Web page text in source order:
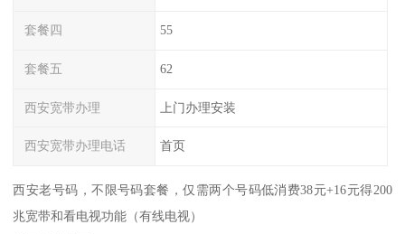
套餐四 55
套餐五 62
西安宽带办理 上门办理安装
西安宽带办理电话 首页
西安老号码，不限号码套餐，仅需两个号码低消费38元+16元得200
兆宽带和看电视功能（有线电视）